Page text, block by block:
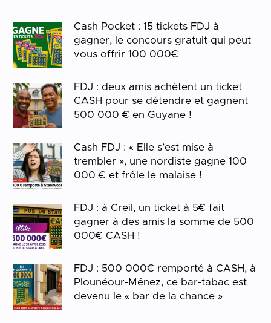
Cash Pocket : 15 tickets FDJ à
gagner, le concours gratuit qui peut
vous offrir 100 000€
FDJ : deux amis achètent un ticket
CASH pour se détendre et gagnent
500 000 € en Guyane !
Cash FDJ : « Elle s’est mise à
trembler », une nordiste gagne 100
000 € et frôle le malaise !
FDJ : à Creil, un ticket à 5€ fait
gagner à des amis la somme de 500
000€ CASH !
FDJ : 500 000€ remporté à CASH, à
Plounéour-Ménez, ce bar-tabac est
devenu le « bar de la chance »